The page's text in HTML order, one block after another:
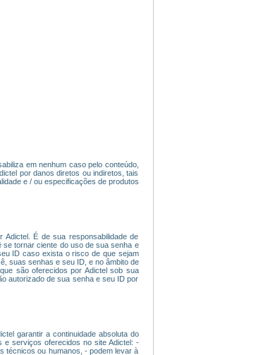
em nenhum caso pelo conteúdo,
por danos diretos ou indiretos, tais
e / ou especificações de produtos
É de sua responsabilidade de
tornar ciente do uso de sua senha e
ID caso exista o risco de que sejam
suas senhas e seu ID, e no âmbito de
são oferecidos por Adictel sob sua
autorizado de sua senha e seu ID por
garantir a continuidade absoluta do
serviços oferecidos no site Adictel: -
técnicos ou humanos, - podem levar à